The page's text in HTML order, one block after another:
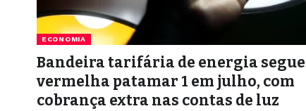
ECONOMIA
Bandeira tarifária de energia segue
vermelha patamar 1 em julho, com
cobrança extra nas contas de luz